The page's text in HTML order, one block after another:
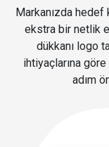
Markanızda
ekstra bir netlik
dükkanı logo
ihtiyaçlarına
adım